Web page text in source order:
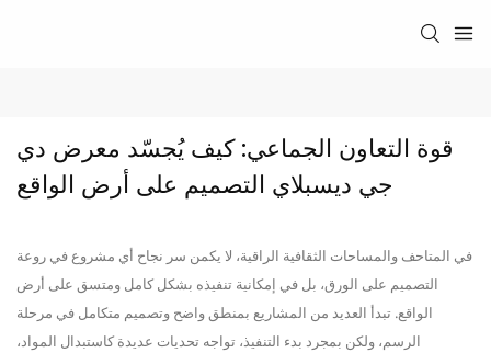
قوة التعاون الجماعي: كيف يُجسّد معرض دي
جي ديسبلاي التصميم على أرض الواقع
في المتاحف والمساحات الثقافية الراقية، لا يكمن سر نجاح أي مشروع في روعة
التصميم على الورق، بل في إمكانية تنفيذه بشكل كامل ومتسق على أرض
الواقع. تبدأ العديد من المشاريع بمنطق واضح وتصميم متكامل في مرحلة
الرسم، ولكن بمجرد بدء التنفيذ، تواجه تحديات عديدة كاستبدال المواد،